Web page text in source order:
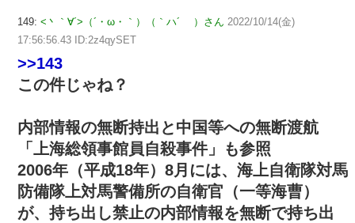
149: <丶｀∀´>（´・ω・｀）（｀ハ´ ）さん 2022/10/14(金)
17:56:56.43 ID:2z4qySET
>>143
この件じゃね？
内部情報の無断持出と中国等への無断渡航
「上海総領事館員自殺事件」も参照
2006年（平成18年）8月には、海上自衛隊対馬
防備隊上対馬警備所の自衛官（一等海曹）
が、持ち出し禁止の内部情報を無断で持ち出